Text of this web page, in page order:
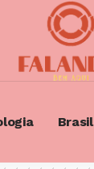
Brasil